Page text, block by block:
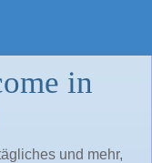
in
und mehr,